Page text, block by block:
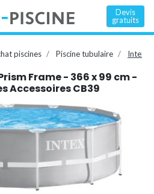
Devis
gratuits
piscines Piscine tubulaire Intex
Frame - 366 x 99 cm -
Accessoires CB39